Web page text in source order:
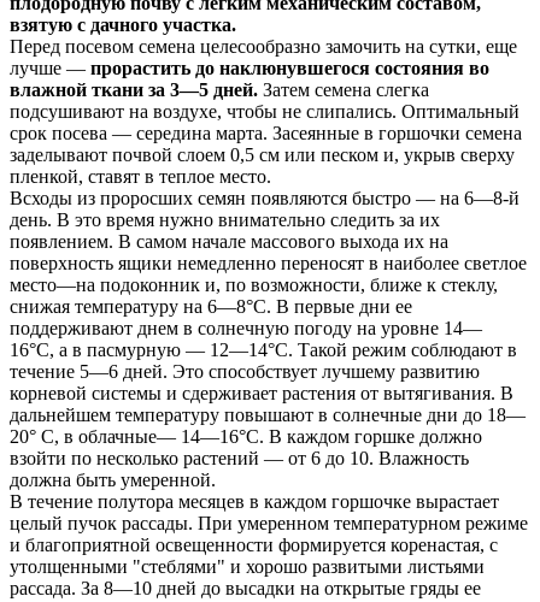
взятую с дачного участка.
Перед посевом семена целесообразно замочить на сутки, еще
лучше — прорастить до наклюнувшегося состояния во
влажной ткани за 3—5 дней. Затем семена слегка
подсушивают на воздухе, чтобы не слипались. Оптимальный
срок посева — середина марта. Засеянные в горшочки семена
заделывают почвой слоем 0,5 см или песком и, укрыв сверху
пленкой, ставят в теплое место.
Всходы из проросших семян появляются быстро — на 6—8-й
день. В это время нужно внимательно следить за их
появлением. В самом начале массового выхода их на
поверхность ящики немедленно переносят в наиболее светлое
место—на подоконник и, по возможности, ближе к стеклу,
снижая температуру на 6—8°С. В первые дни ее
поддерживают днем в солнечную погоду на уровне 14—
16°С, а в пасмурную — 12—14°С. Такой режим соблюдают в
течение 5—6 дней. Это способствует лучшему развитию
корневой системы и сдерживает растения от вытягивания. В
дальнейшем температуру повышают в солнечные дни до 18—
20° С, в облачные— 14—16°С. В каждом горшке должно
взойти по несколько растений — от 6 до 10. Влажность
должна быть умеренной.
В течение полутора месяцев в каждом горшочке вырастает
целый пучок рассады. При умеренном температурном режиме
и благоприятной освещенности формируется коренастая, с
утолщенными "стеблями" и хорошо развитыми листьями
рассада. За 8—10 дней до высадки на открытые гряды ее